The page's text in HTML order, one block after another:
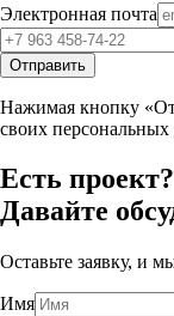
Электронная почта
Отправить
Нажимая кнопку
своих
Есть проект?
Давайте
Оставьте заявку, и
Имя